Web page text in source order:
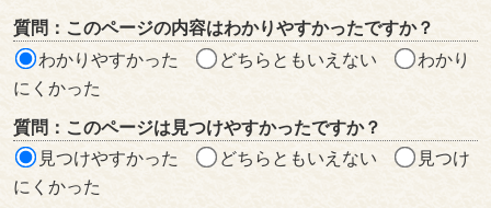
ア
質問：このページの内容はわかりやすかったですか？
わかりやすかった
どちらともいえない
わかり
にくかった
質問：このページは見つけやすかったですか？
見つけやすかった
どちらともいえない
見つけ
にくかった